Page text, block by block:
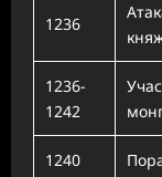
1236
1236-
1242
1240